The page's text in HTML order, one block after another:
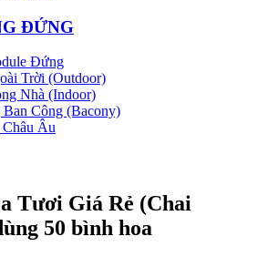
ĐỨNG
Đứng
Trời (Outdoor)
Nhà (Indoor)
Công (Bacony)
Âu
Tươi Giá Rẻ (Chai
50 bình hoa